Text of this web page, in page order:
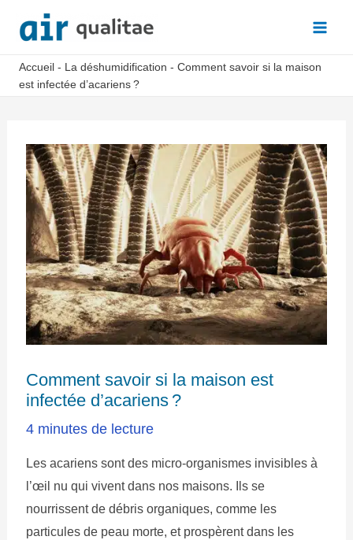
Accueil - La déshumidification - Comment savoir si la maison
est infectée d’acariens ?
Comment savoir si la maison est
infectée d’acariens ?
4 minutes de lecture
Les acariens sont des micro-organismes invisibles à
l’œil nu qui vivent dans nos maisons. Ils se
nourrissent de débris organiques, comme les
particules de peau morte, et prospèrent dans les